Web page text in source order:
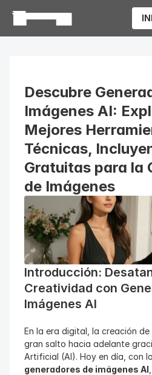
Descubre
Imágenes AI:
Mejores
Técnicas,
Gratuitas para la
de Imágenes
Introducción:
Creatividad con
Imágenes AI
En la era digital, la creación
gran salto hacia adelante
generadores de imágenes AI